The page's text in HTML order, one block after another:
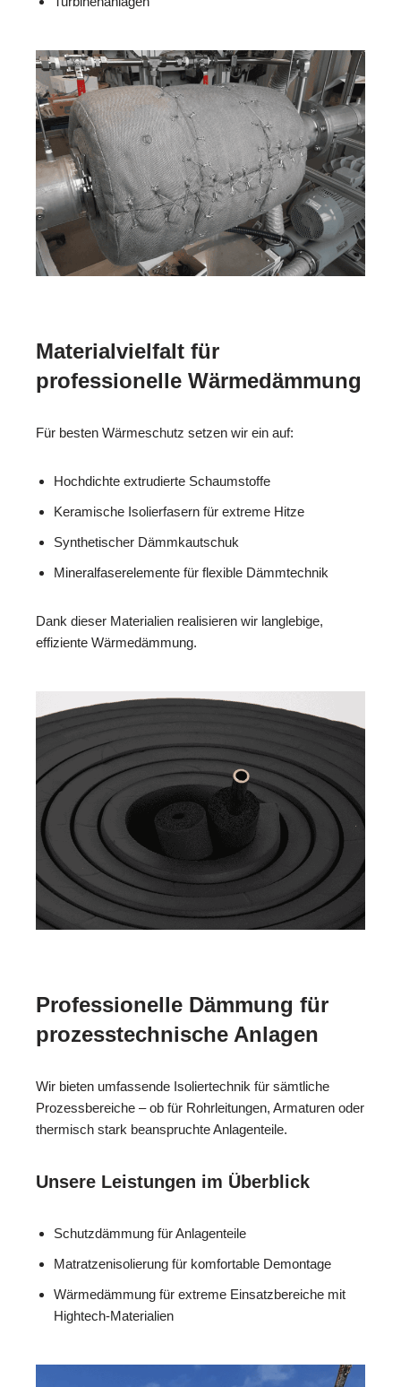
Materialvielfalt für
professionelle Wärmedämmung
Für besten Wärmeschutz setzen wir ein auf:
Hochdichte extrudierte Schaumstoffe
Keramische Isolierfasern für extreme Hitze
Synthetischer Dämmkautschuk
Mineralfaserelemente für flexible Dämmtechnik
Dank dieser Materialien realisieren wir langlebige,
effiziente Wärmedämmung.
Professionelle Dämmung für
prozesstechnische Anlagen
Wir bieten umfassende Isoliertechnik für sämtliche
Prozessbereiche – ob für Rohrleitungen, Armaturen oder
thermisch stark beanspruchte Anlagenteile.
Unsere Leistungen im Überblick
Schutzdämmung für Anlagenteile
Matratzenisolierung für komfortable Demontage
Wärmedämmung für extreme Einsatzbereiche mit
Hightech-Materialien